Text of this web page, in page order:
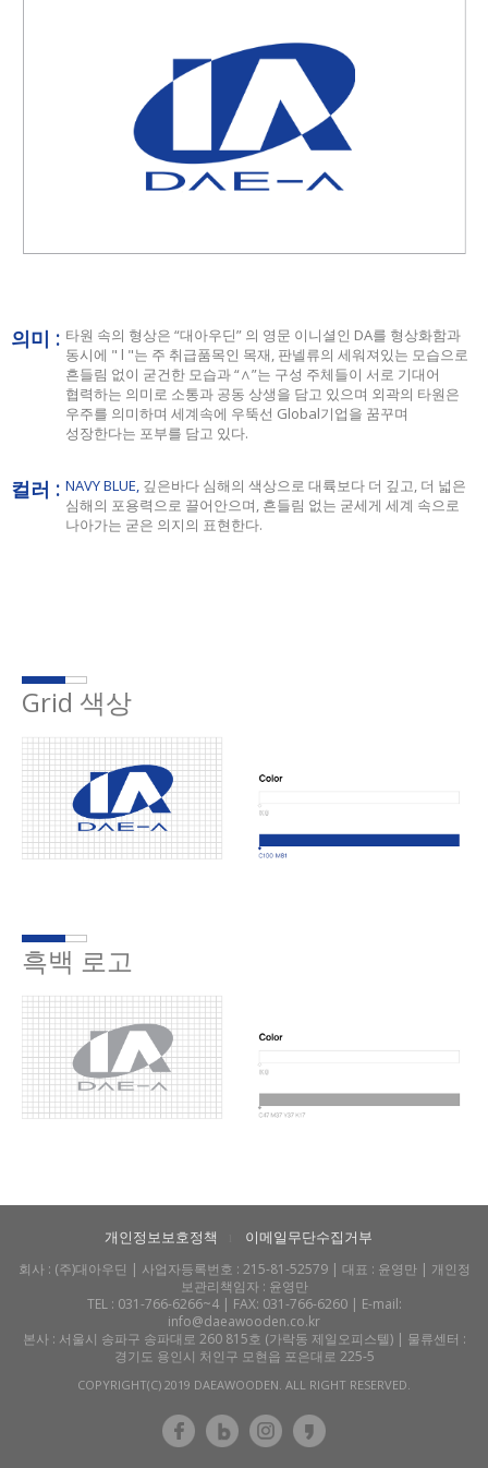
의미 : 타원 속의 형상은 “대아우딘” 의 영문 이니셜인 DA를 형상화함과
동시에 " l "는 주 취급품목인 목재, 판넬류의 세워져있는 모습으로
흔들림 없이 굳건한 모습과 “∧”는 구성 주체들이 서로 기대어
협력하는 의미로 소통과 공동 상생을 담고 있으며 외곽의 타원은
우주를 의미하며 세계속에 우뚝선 Global기업을 꿈꾸며
성장한다는 포부를 담고 있다.
컬러 : NAVY BLUE, 깊은바다 심해의 색상으로 대륙보다 더 깊고, 더 넓은
심해의 포용력으로 끌어안으며, 흔들림 없는 굳세게 세계 속으로
나아가는 굳은 의지의 표현한다.
Grid 색상
흑백 로고
개인정보보호정책 이메일무단수집거부
회사 : (주)대아우딘 | 사업자등록번호 : 215-81-52579 | 대표 : 윤영만 | 개인정
보관리책임자 : 윤영만
TEL : 031-766-6266~4 | FAX: 031-766-6260 | E-mail:
info@daeawooden.co.kr
본사 : 서울시 송파구 송파대로 260 815호 (가락동 제일오피스텔) | 물류센터 :
경기도 용인시 처인구 모현읍 포은대로 225-5
COPYRIGHT(C) 2019 DAEAWOODEN. ALL RIGHT RESERVED.